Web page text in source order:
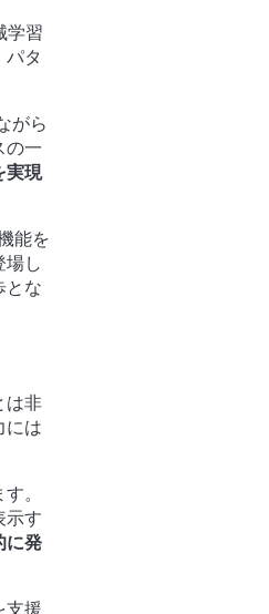
学習
パタ
がら
の一
実現
能を
場し
とな
は非
には
。
示す
に発
支援